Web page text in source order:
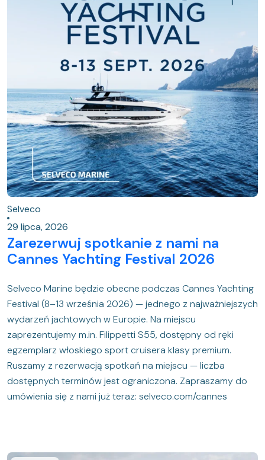
Selveco
29 lipca, 2026
Zarezerwuj spotkanie z nami na
Cannes Yachting Festival 2026
Selveco Marine będzie obecne podczas Cannes Yachting
Festival (8–13 września 2026) — jednego z najważniejszych
wydarzeń jachtowych w Europie. Na miejscu
zaprezentujemy m.in. Filippetti S55, dostępny od ręki
egzemplarz włoskiego sport cruisera klasy premium.
Ruszamy z rezerwacją spotkań na miejscu — liczba
dostępnych terminów jest ograniczona. Zapraszamy do
umówienia się z nami już teraz: selveco.com/cannes